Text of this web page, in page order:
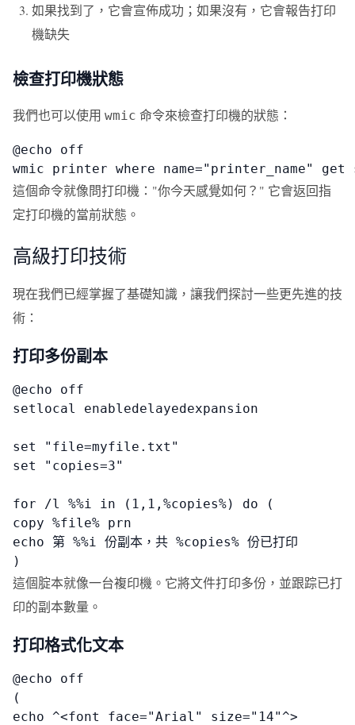
如果找到了，它會宣佈成功；如果沒有，它會報告打印
機缺失
檢查打印機狀態
我們也可以使用 wmic 命令來檢查打印機的狀態：
@echo off
wmic printer where name="printer_name" get
這個命令就像問打印機："你今天感覺如何？" 它會返回指
定打印機的當前狀態。
高級打印技術
現在我們已經掌握了基礎知識，讓我們探討一些更先進的技
術：
打印多份副本
@echo off
setlocal enabledelayedexpansion
set "file=myfile.txt"
set "copies=3"
for /l %%i in (1,1,%copies%) do (
copy %file% prn
echo 第 %%i 份副本，共 %copies% 份已打印
)
這個腚本就像一台複印機。它將文件打印多份，並跟踪已打
印的副本數量。
打印格式化文本
@echo off
(
echo ^<font face="Arial" size="14"^>